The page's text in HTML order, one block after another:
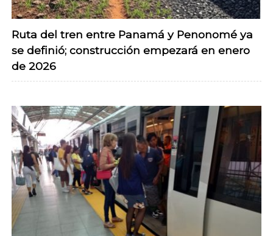
Ruta del tren entre Panamá y Penonomé ya
se definió; construcción empezará en enero
de 2026